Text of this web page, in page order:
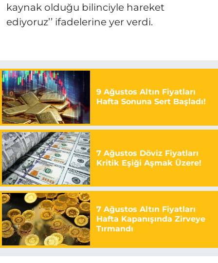
kaynak olduğu bilinciyle hareket
ediyoruz’’ ifadelerine yer verdi.
9 Ağustos Altın Fiyatları
Hafta Sonuna Sert Başladı!
7 Ağustos Döviz Fiyatları
Kritik Eşiği Aşmak Üzere!
7 Ağustos Altın Fiyatları
Hafta Kapanışında Zirveye
Tırmandı